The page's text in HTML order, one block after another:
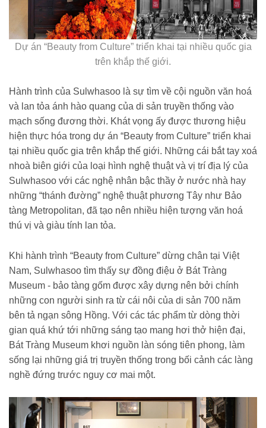
Dự án “Beauty from Culture” triển khai tại nhiều quốc gia
trên khắp thế giới.
Hành trình của Sulwhasoo là sự tìm về cội nguồn văn hoá
và lan tỏa ánh hào quang của di sản truyền thống vào
mạch sống đương thời. Khát vọng ấy được thương hiệu
hiện thực hóa trong dự án “Beauty from Culture” triển khai
tại nhiều quốc gia trên khắp thế giới. Những cái bắt tay xoá
nhoà biên giới của loại hình nghệ thuật và vị trí địa lý của
Sulwhasoo với các nghệ nhân bậc thầy ở nước nhà hay
những “thánh đường” nghệ thuật phương Tây như Bảo
tàng Metropolitan, đã tạo nên nhiều hiện tượng văn hoá
thú vị và giàu tính lan tỏa.
Khi hành trình “Beauty from Culture” dừng chân tại Việt
Nam, Sulwhasoo tìm thấy sự đồng điệu ở Bát Tràng
Museum - bảo tàng gốm được xây dựng nên bởi chính
những con người sinh ra từ cái nôi của di sản 700 năm
bên tả ngạn sông Hồng. Với các tác phẩm từ dòng thời
gian quá khứ tới những sáng tạo mang hơi thở hiện đại,
Bát Tràng Museum khơi nguồn làn sóng tiên phong, làm
sống lại những giá trị truyền thống trong bối cảnh các làng
nghề đứng trước nguy cơ mai một.